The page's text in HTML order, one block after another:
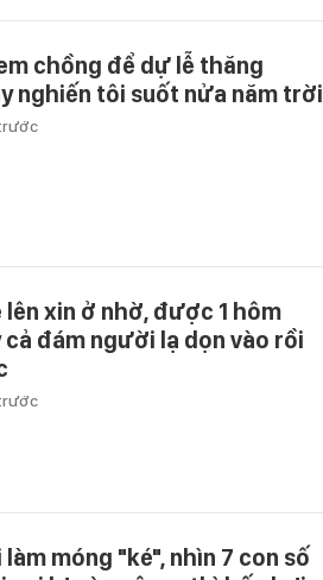
chồng để dự lễ thăng
nghiến tôi suốt nửa năm trời
xin ở nhờ, được 1 hôm
đám người lạ dọn vào rồi
móng "ké", nhìn 7 con số